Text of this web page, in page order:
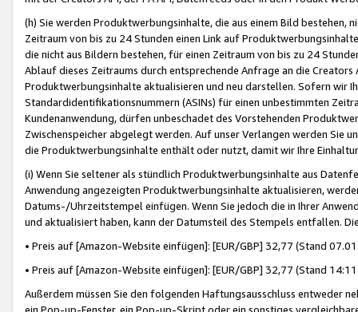
(h) Sie werden Produktwerbungsinhalte, die aus einem Bild bestehen,
Zeitraum von bis zu 24 Stunden einen Link auf
die nicht aus Bildern bestehen, für einen Zeitraum von bis zu 24
Ablauf dieses Zeitraums durch entsprechende Anfrage an die
Produktwerbungsinhalte aktualisieren und neu darstellen. Sofern wir
Standardidentifikationsnummern (ASINs) für einen unbestimmten
Kundenanwendung, dürfen unbeschadet des Vorstehenden
Zwischenspeicher abgelegt werden. Auf unser Verlangen werden Sie
die Produktwerbungsinhalte enthält oder nutzt, damit wir Ihre
(i) Wenn Sie seltener als stündlich Produktwerbungsinhalte aus
Anwendung angezeigten Produktwerbungsinhalte aktualisieren,
Datums-/Uhrzeitstempel einfügen. Wenn Sie jedoch die in Ihrer
und aktualisiert haben, kann der Datumsteil des Stempels entfallen.
• Preis auf [Amazon-Website einfügen]: [EUR/GBP] 32,77 (Stand
• Preis auf [Amazon-Website einfügen]: [EUR/GBP] 32,77 (Stand
Außerdem müssen Sie den folgenden Haftungsausschluss entweder
ein Pop-up-Fenster, ein Pop-up-Skript oder ein sonstiges